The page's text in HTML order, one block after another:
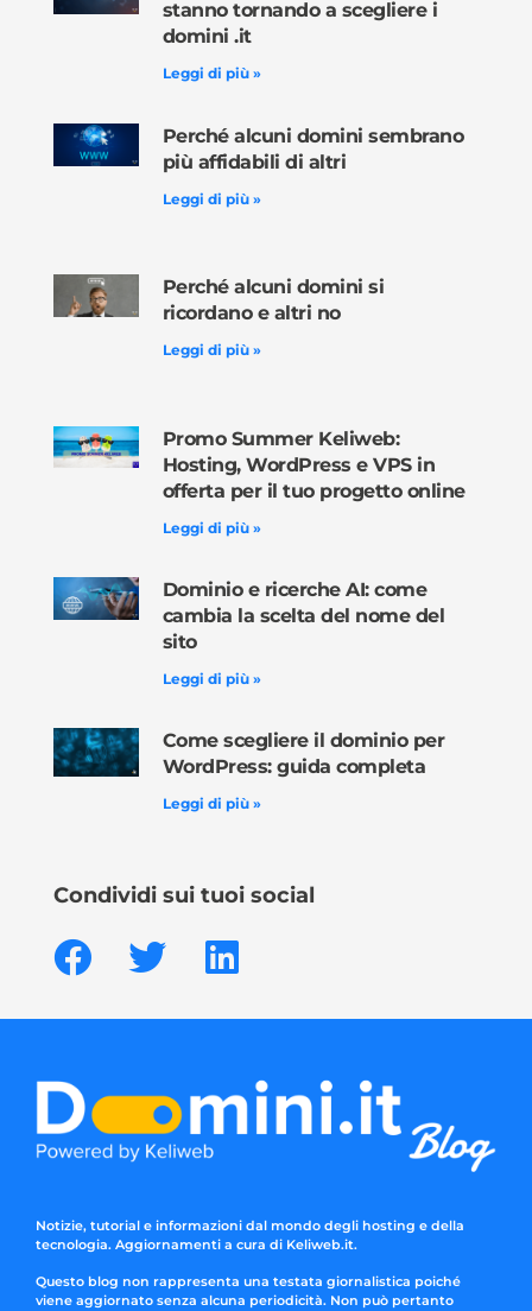
stanno tornando a scegliere i
domini .it
Leggi di più »
Perché alcuni domini sembrano
più affidabili di altri
Leggi di più »
Perché alcuni domini si
ricordano e altri no
Leggi di più »
Promo Summer Keliweb:
Hosting, WordPress e VPS in
offerta per il tuo progetto online
Leggi di più »
Dominio e ricerche AI: come
cambia la scelta del nome del
sito
Leggi di più »
Come scegliere il dominio per
WordPress: guida completa
Leggi di più »
Condividi sui tuoi social
Notizie, tutorial e informazioni dal mondo degli hosting e della
tecnologia. Aggiornamenti a cura di Keliweb.it.
Questo blog non rappresenta una testata giornalistica poiché
viene aggiornato senza alcuna periodicità. Non può pertanto